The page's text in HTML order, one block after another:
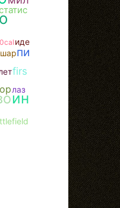
иде
пи
firs
лаз
ин